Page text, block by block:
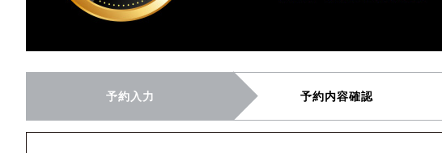
予約入力 予約内容確認